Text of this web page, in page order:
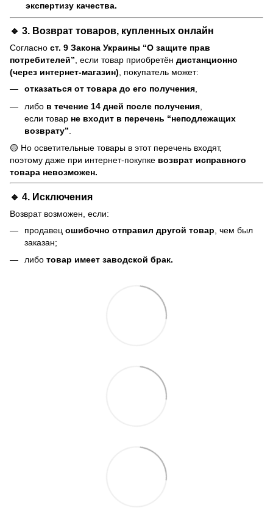
экспертизу качества.
🔹 3. Возврат товаров, купленных онлайн
Согласно ст. 9 Закона Украины “О защите прав
потребителей”, если товар приобретён дистанционно
(через интернет-магазин), покупатель может:
отказаться от товара до его получения,
либо в течение 14 дней после получения
если товар не входит в перечень “неподлежащих
возврату”
🟡 Но осветительные товары в этот перечень входят,
поэтому даже при интернет-покупке возврат исправного
товара невозможен.
🔹 4. Исключения
Возврат возможен, если:
продавец ошибочно отправил другой товар , чем был
заказан;
либо товар имеет заводской брак.